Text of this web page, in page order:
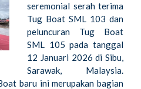
seremonial serah terima
Tug Boat SML 103 dan
peluncuran Tug Boat
SML 105 pada tanggal
12 Januari 2026 di Sibu,
Sarawak, Malaysia.
baru ini merupakan bagian